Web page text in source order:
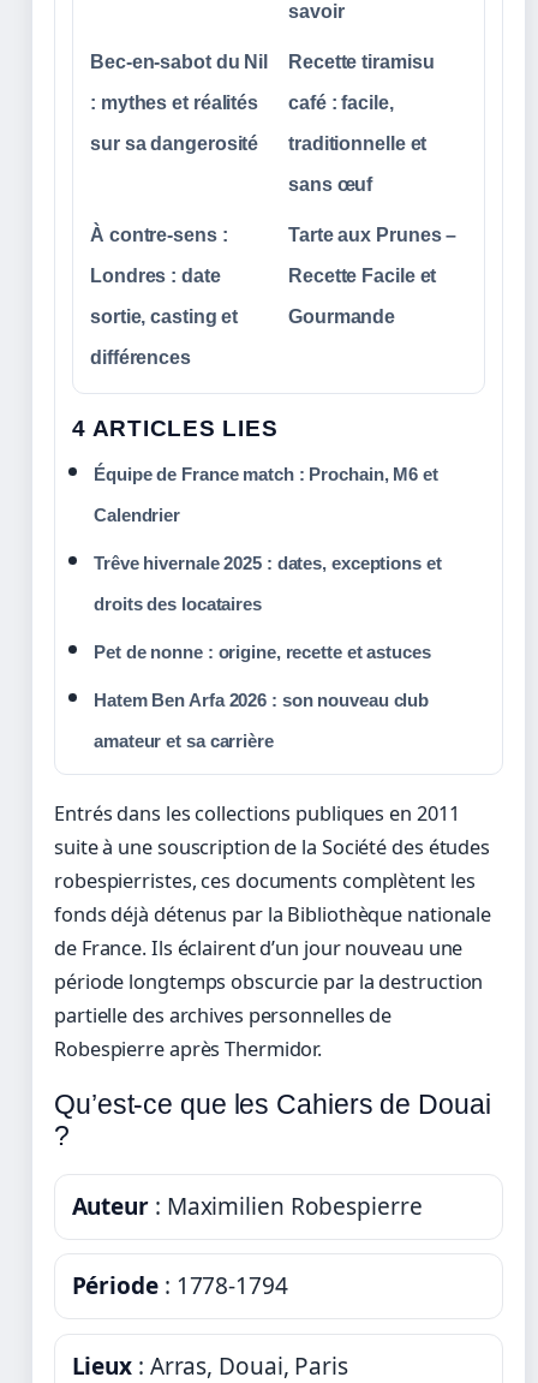
savoir
Bec-en-sabot du Nil
: mythes et réalités
sur sa dangerosité
Recette tiramisu
café : facile,
traditionnelle et
sans œuf
À contre-sens :
Londres : date
sortie, casting et
différences
Tarte aux Prunes –
Recette Facile et
Gourmande
4 ARTICLES LIES
Équipe de France match : Prochain, M6 et
Calendrier
Trêve hivernale 2025 : dates, exceptions et
droits des locataires
Pet de nonne : origine, recette et astuces
Hatem Ben Arfa 2026 : son nouveau club
amateur et sa carrière
Entrés dans les collections publiques en 2011
suite à une souscription de la Société des études
robespierristes, ces documents complètent les
fonds déjà détenus par la Bibliothèque nationale
de France. Ils éclairent d’un jour nouveau une
période longtemps obscurcie par la destruction
partielle des archives personnelles de
Robespierre après Thermidor.
Qu’est-ce que les Cahiers de Douai
?
Auteur : Maximilien Robespierre
Période: 1778-1794
Lieux : Arras, Douai, Paris